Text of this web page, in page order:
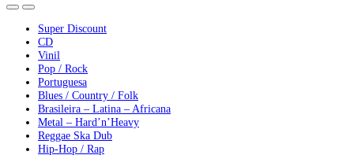
Super Discount
CD
Vinil
Pop / Rock
Portuguesa
Blues / Country / Folk
Brasileira – Latina – Africana
Metal – Hard’n’Heavy
Reggae Ska Dub
Hip-Hop / Rap